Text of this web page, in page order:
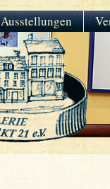
Ausstellungen